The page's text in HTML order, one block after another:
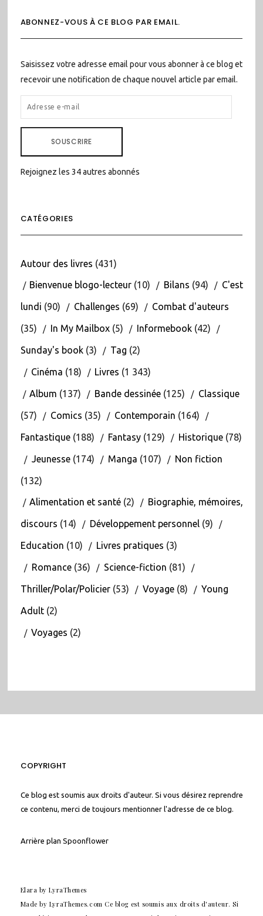
ABONNEZ-VOUS À CE BLOG PAR EMAIL.
Saisissez votre adresse email pour vous abonner à ce blog et
recevoir une notification de chaque nouvel article par email.
ADRESSE
E-
SOUSCRIRE
Rejoignez les 34 autres abonnés
CATÉGORIES
Autour des livres (431)
Bienvenue blogo-lecteur(10) Bilans (94) C'est
lundi (90) Challenges (69) Combat d'auteurs
(35) In My Mailbox(5) Informebook(42)
Sunday's book(3) Tag (2)
Cinéma (18) Livres (1 343)
Album (137) Bande dessinée(125) Classique
(57) Comics (35) Contemporain (164)
Fantastique(188) Fantasy(129) Historique(78)
Jeunesse(174) Manga (107) Non fiction
(132)
Alimentation et santé(2) Biographie, mémoires,
discours (14) Développement personnel(9)
Education (10) Livres pratiques (3)
Romance(36) Science-fiction (81)
Thriller/Polar/Policier(53) Voyage(8) Young
Adult(2)
Voyages (2)
COPYRIGHT
Ce blog est soumis aux droits d'auteur. Si vous désirez reprendre
ce contenu, merci de toujours mentionner l'adresse de ce blog.
Arrière plan Spoonflower
Elara by LyraThemes
Made by LyraThemes.com Ce blog est soumis aux droits d'auteur. Si